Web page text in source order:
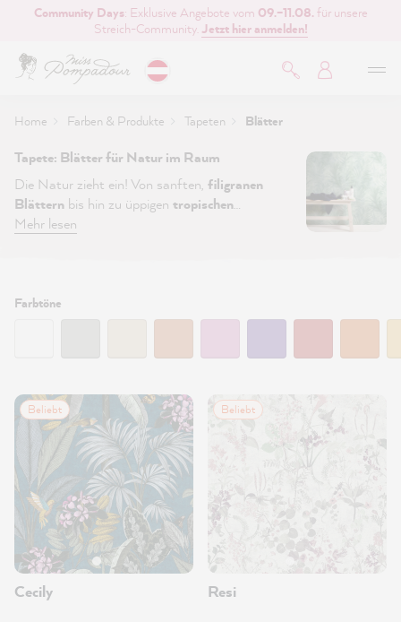
springen
Community Days: Exklusive Angebote vom 09.–11.08. für unsere
Streich-Community. Jetzt hier anmelden!
Home Farben & Produkte Tapeten Blätter
Tapete: Blätter für Natur im Raum
Die Natur zieht ein! Von sanften, filigranen
Blättern bis hin zu üppigen tropischen
Palmenblättern
Mehr lesen
Farbtöne
Beliebt
Cecily
Beliebt
Resi